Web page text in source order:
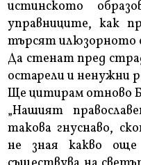
истинското
управниците, как
търсят илюзорното
Да стенат пред
остарели и ненужни
Ще цитирам отново
„Нашият
такова гнуснаво,
не зная какво